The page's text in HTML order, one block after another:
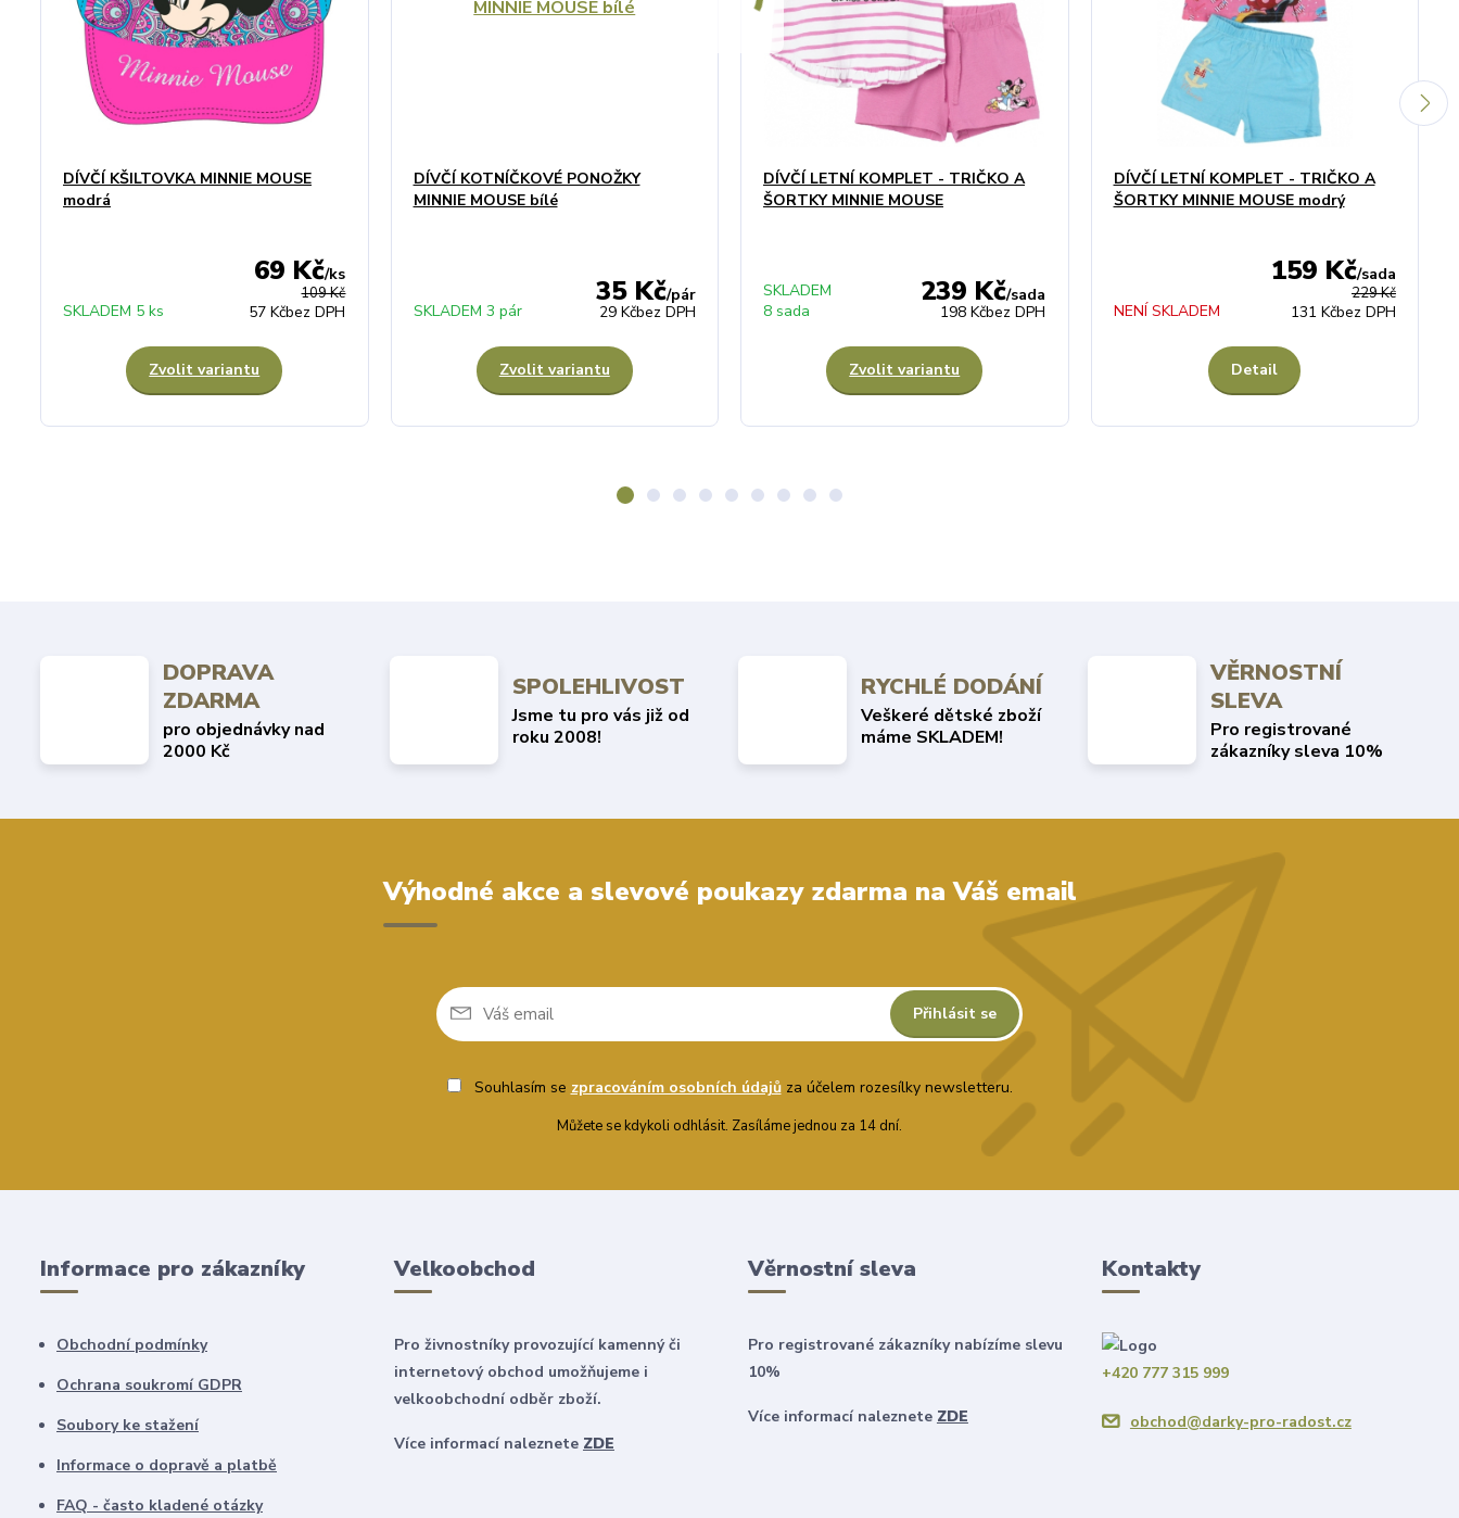
DÍVČÍ KŠILTOVKA MINNIE MOUSE
modrá
109 Kč
69 Kč/ks
57 Kčbez DPH
SKLADEM 5 ks
Zvolit variantu
DÍVČÍ KOTNÍČKOVÉ PONOŽKY
MINNIE MOUSE bílé
35 Kč/pár
29 Kčbez DPH
SKLADEM 3 pár
Zvolit variantu
DÍVČÍ LETNÍ KOMPLET - TRIČKO A
ŠORTKY MINNIE MOUSE
239 Kč/sada
198 Kčbez DPH
SKLADEM
8 sada
Zvolit variantu
DÍVČÍ LETNÍ KOMPLET - TRIČKO A
ŠORTKY MINNIE MOUSE modrý
229 Kč
159 Kč/sada
131 Kčbez DPH
NENÍ SKLADEM
Detail
DOPRAVA
ZDARMA
pro objednávky nad
2000 Kč
SPOLEHLIVOST
Jsme tu pro vás již od
roku 2008!
RYCHLÉ DODÁNÍ
Veškeré dětské zboží
máme SKLADEM!
VĚRNOSTNÍ
SLEVA
Pro registrované
zákazníky sleva 10%
Výhodné akce a slevové poukazy zdarma na Váš email
Přihlásit se
Souhlasím se zpracováním osobních údajůza účelem rozesílky newsletteru.
Můžete se kdykoli odhlásit. Zasíláme jednou za 14 dní.
Informace pro zákazníky
Obchodní podmínky
Ochrana soukromí GDPR
Soubory ke stažení
Informace o dopravě a platbě
FAQ - často kladené otázky
Velkoobchod
Pro živnostníky provozující kamenný či
internetový obchod umožňujeme i
velkoobchodní odběr zboží.
Více informací naleznete ZDE
Věrnostní sleva
Pro registrované zákazníky nabízíme slevu
10%
Více informací naleznete ZDE
Kontakty
+420 777 315 999
obchod@darky-pro-radost.cz